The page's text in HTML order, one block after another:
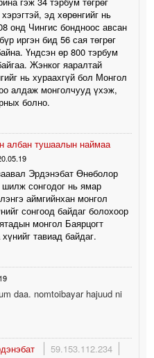
эд хөрөнгийг нь
онд Чингис бондноос авсан
иргэн бид 56 сая төгрөг
Үндсэн өр 800 тэрбум
Жэнког яаралтай
нь хураахгүй бол Монгол
алдаж монголчууд үхэж,
болно.
албан тушаалын наймаа
Эрдэнэбат Өнөболор
сонгодог нь ямар
аймгийнхан монгол
сонгоод байдаг болохоор
монгол Баярцогт
тавиад байдаг.
daa. nomtoibayar hajuud ni
59.153.112.234